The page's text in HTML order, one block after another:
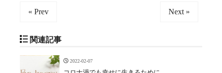
« Prev Next »
関連記事
2022-02-07